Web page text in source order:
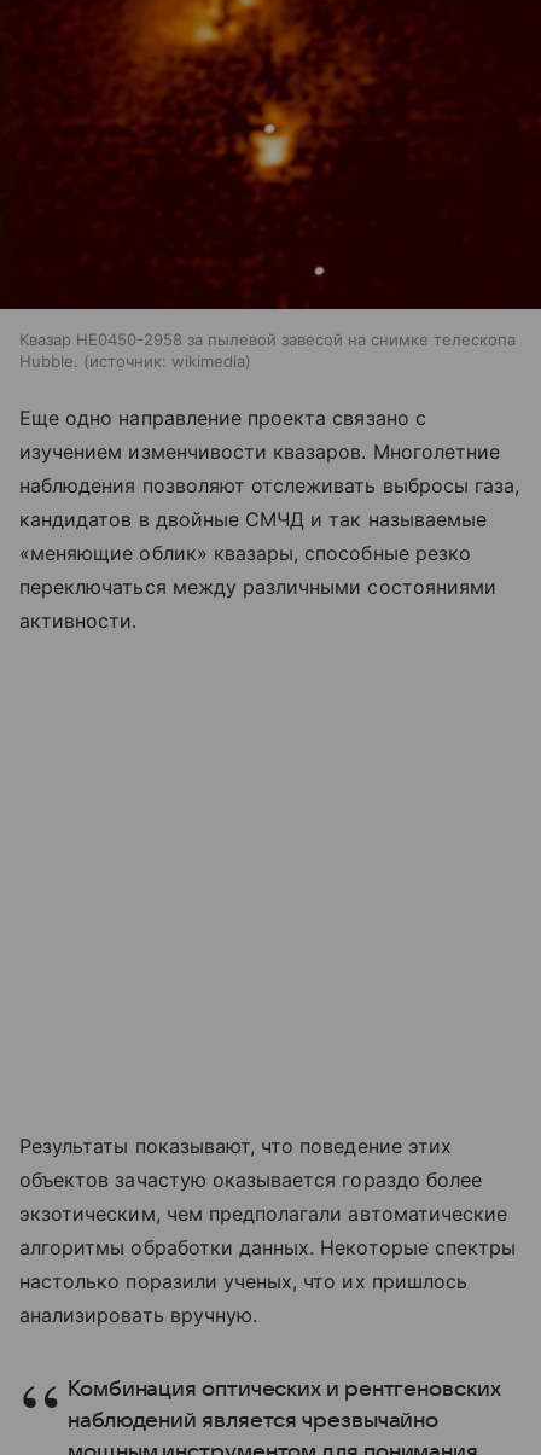
Квазар HE0450-2958 за пылевой завесой на снимке телескопа
Hubble.
источник: wikimedia
Еще одно направление проекта связано с
изучением изменчивости квазаров. Многолетние
наблюдения позволяют отслеживать выбросы газа,
кандидатов в двойные СМЧД и так называемые
«меняющие облик» квазары, способные резко
переключаться между различными состояниями
активности.
Результаты показывают, что поведение этих
объектов зачастую оказывается гораздо более
экзотическим, чем предполагали автоматические
алгоритмы обработки данных. Некоторые спектры
настолько поразили ученых, что их пришлось
анализировать вручную.
Комбинация оптических и рентгеновских
наблюдений является чрезвычайно